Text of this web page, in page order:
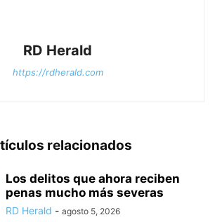
RD Herald
https://rdherald.com
relacionados
Los delitos que ahora reciben
penas mucho más severas
RD Herald - agosto 5, 2026